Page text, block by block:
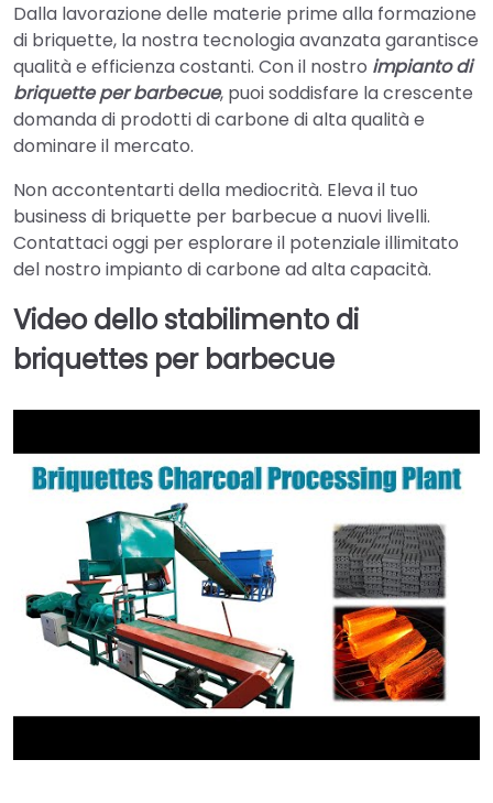
Dalla lavorazione delle materie prime alla formazione
di briquette, la nostra tecnologia avanzata garantisce
qualità e efficienza costanti. Con il nostro impianto di
briquette per barbecue, puoi soddisfare la crescente
domanda di prodotti di carbone di alta qualità e
dominare il mercato.
Non accontentarti della mediocrità. Eleva il tuo
business di briquette per barbecue a nuovi livelli.
Contattaci oggi per esplorare il potenziale illimitato
del nostro impianto di carbone ad alta capacità.
Video dello stabilimento di
briquettes per barbecue